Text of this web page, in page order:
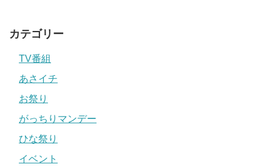
カテゴリー
TV番組
あさイチ
お祭り
がっちりマンデー
ひな祭り
イベント